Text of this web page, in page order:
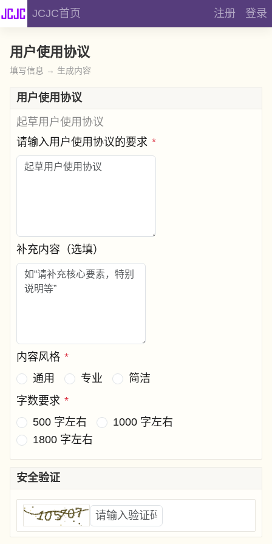
JCJC首页 注册 登录
用户使用协议
填写信息 → 生成内容
用户使用协议
起草用户使用协议
请输入用户使用协议的要求 *
补充内容（选填）
内容风格 *
通用
专业
简洁
字数要求 *
500 字左右
1000 字左右
1800 字左右
安全验证